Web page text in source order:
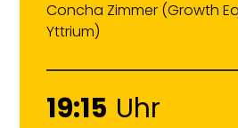
Concha Zimmer (Growth
Yttrium)
19:15 Uhr